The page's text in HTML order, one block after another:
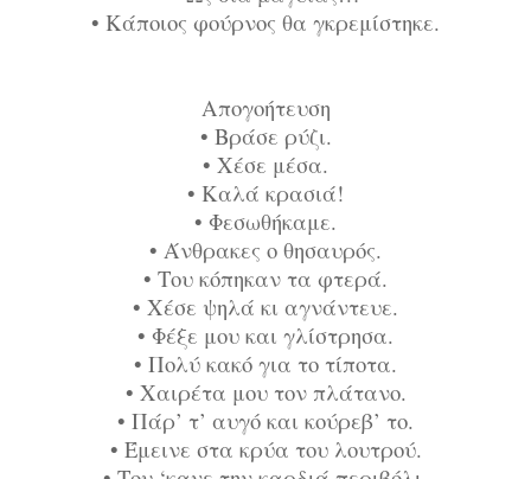
• Κάποιος φούρνος θα γκρεμίστηκε.
Απογοήτευση
• Βράσε ρύζι.
• Χέσε μέσα.
• Καλά κρασιά!
• Φεσωθήκαμε.
• Άνθρακες ο θησαυρός.
• Του κόπηκαν τα φτερά.
• Χέσε ψηλά κι αγνάντευε.
• Φέξε μου και γλίστρησα.
• Πολύ κακό για το τίποτα.
• Χαιρέτα μου τον πλάτανο.
• Πάρ’ τ’ αυγό και κούρεβ’ το.
• Έμεινε στα κρύα του λουτρού.